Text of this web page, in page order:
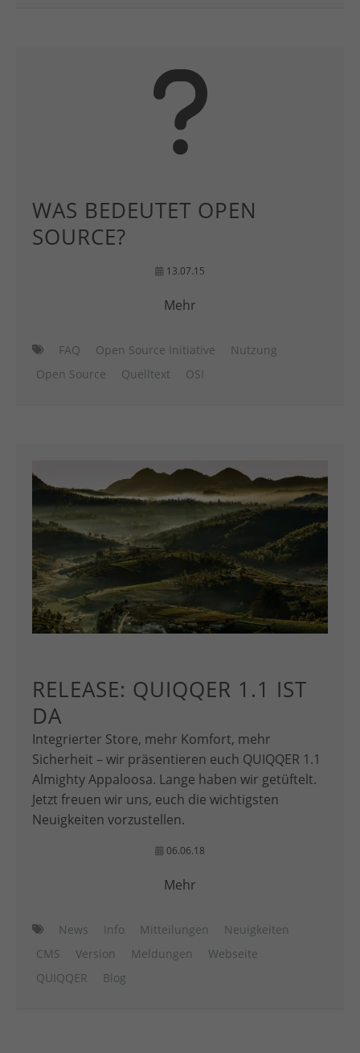
WAS BEDEUTET OPEN
SOURCE?
13.07.15
Mehr
FAQ Open Source Initiative
Nutzung
Open Source
Quelltext OSI
RELEASE: QUIQQER 1.1 IST
DA
Integrierter Store, mehr Komfort, mehr
Sicherheit – wir präsentieren euch QUIQQER 1.1
Almighty Appaloosa. Lange haben wir getüftelt.
Jetzt freuen wir uns, euch die wichtigsten
Neuigkeiten vorzustellen.
06.06.18
Mehr
News Info Mitteilungen
Neuigkeiten
CMS
Version Meldungen
Webseite
QUIQQER
Blog